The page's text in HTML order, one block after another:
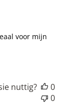
voor mijn
nuttig?
0
0